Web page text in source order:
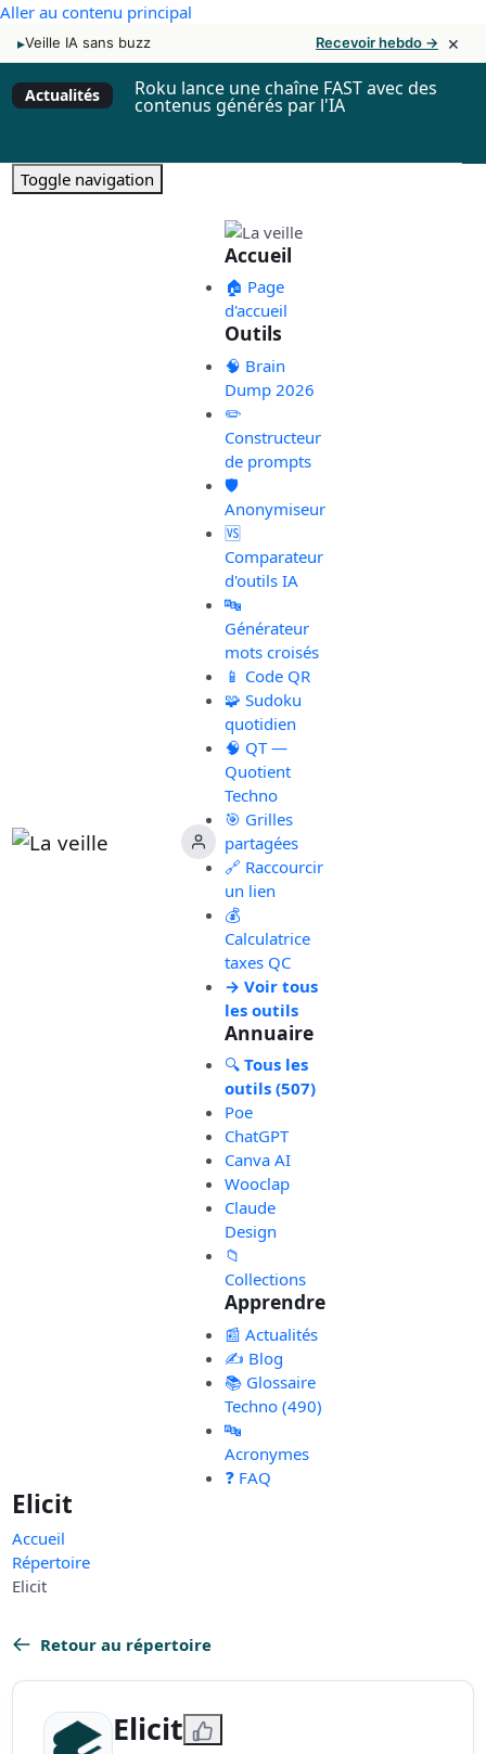
Aller au contenu principal
▸Veille IA sans buzz Recevoir hebdo → ×
Actualités Roku lance une chaîne FAST avec des
contenus générés par l'IA
Toggle navigation
Accueil
🏠 Page
d'accueil
Outils
🧠 Brain
Dump 2026
✏️
Constructeur
de prompts
🛡️
Anonymiseur
🆚
Comparateur
d'outils IA
🔤
Générateur
mots croisés
📱 Code QR
🧩 Sudoku
quotidien
🧠 QT —
Quotient
Techno
🎯 Grilles
partagées
🔗 Raccourcir
un lien
💰
Calculatrice
taxes QC
→ Voir tous
les outils
Annuaire
🔍 Tous les
outils (507)
Poe
ChatGPT
Canva AI
Wooclap
Claude
Design
📁
Collections
Apprendre
📰 Actualités
✍️ Blog
📚 Glossaire
Techno (490)
🔤
Acronymes
❓ FAQ
Elicit
Accueil
Répertoire
Elicit
Retour au répertoire
Elicit